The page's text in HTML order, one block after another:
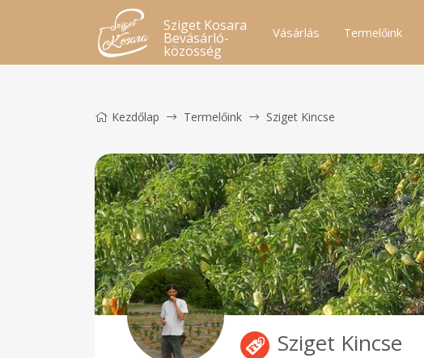
Sziget Kosara
Bevásárló-
közösség
Vásárlás Termelőink
Kezdőlap Termelőink Sziget Kincse
Sziget Kincse